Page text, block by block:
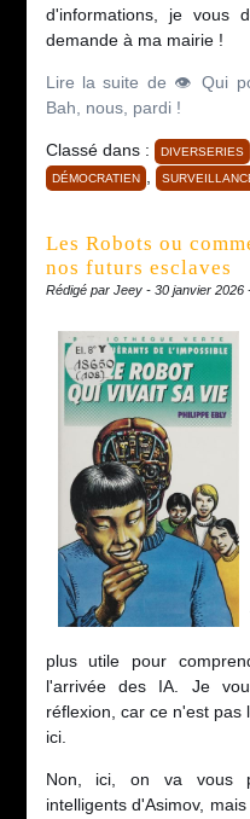
d'informations, je vous
demande à ma mairie !
Lire la suite de 👁️ Qui
Bah, nous, pardi !
Classé dans : DIVERSERIES
DÉMOCRATIEN ,
Les Robots ou
nos futurs esclaves
Rédigé par Jeey - 30 janvier 2026
plus utile pour
l'arrivée des IA. Je
réflexion, car ce n'est
ici.
Non, ici, on va vous
intelligents d'Asimov,